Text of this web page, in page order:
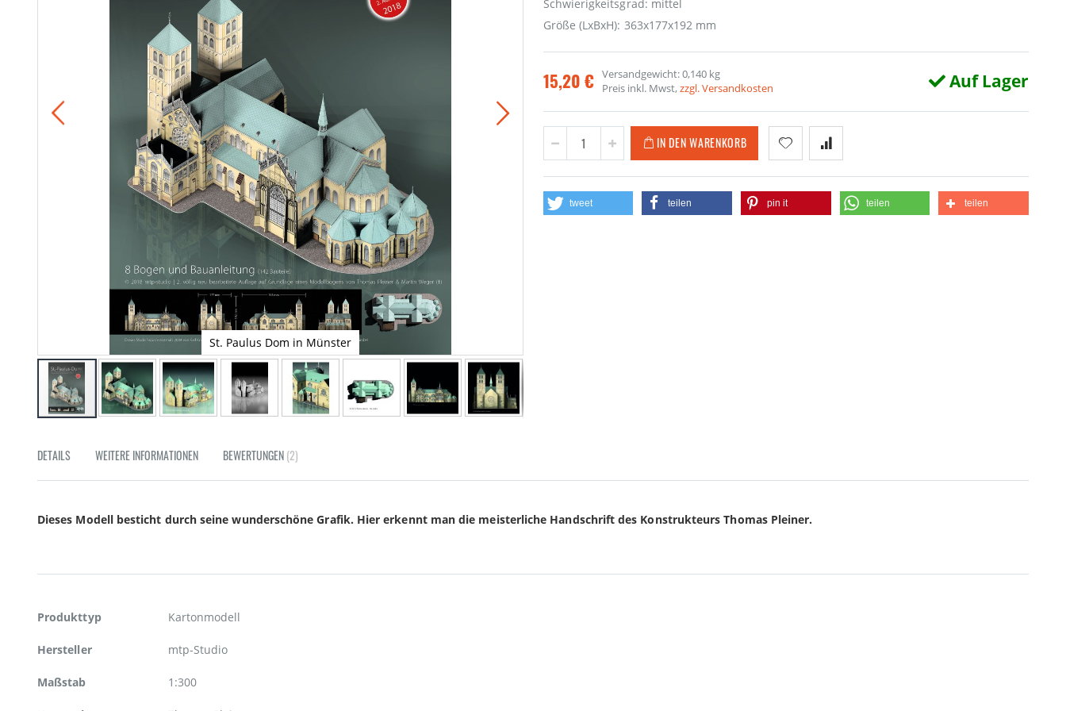
St. Paulus Dom in Münster
der
springen
Schwierigkeitsgrad: mittel
Größe (LxBxH): 363x177x192 mm
15,20 € Versandgewicht: 0,140 kg
Preis inkl. Mwst,zzgl. Versandkosten Auf Lager
IN DEN WARENKORB
tweet teilen pin it teilen teilen
DETAILS WEITERE INFORMATIONEN BEWERTUNGEN 2
Dieses Modell besticht durch seine wunderschöne Grafik. Hier erkennt man die meisterliche Handschrift des Konstrukteurs Thomas Pleiner.
Weitere
Produkttyp Kartonmodell
Hersteller mtp-Studio
Maßstab 1:300